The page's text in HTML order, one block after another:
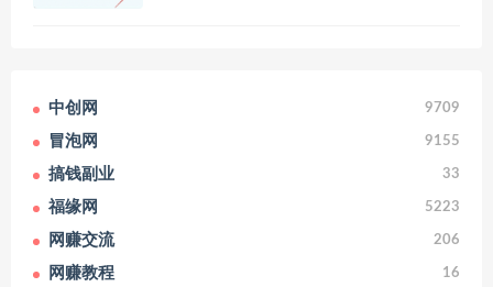
中创网 9709
冒泡网 9155
搞钱副业 33
福缘网 5223
网赚交流 206
网赚教程 16